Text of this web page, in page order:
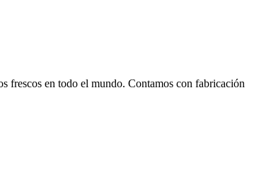
frescos en todo el mundo. Contamos con fabricación